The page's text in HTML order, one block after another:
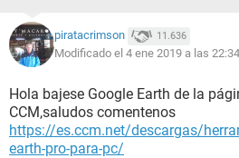
piratacrimson 11.636
Modificado el 4 ene 2019 a las 22:34
Hola bajese Google Earth de la
CCM,saludos comentenos
https://es.ccm.net/descargas/
earth-pro-para-pc/